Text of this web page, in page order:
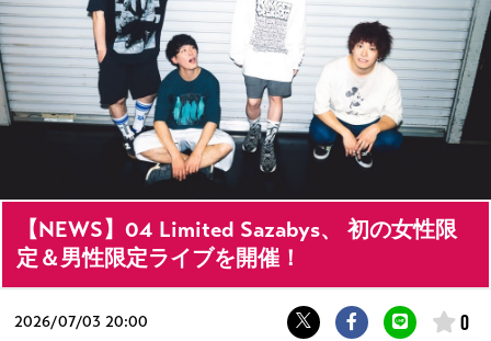
【NEWS】04 Limited Sazabys、 初の女性限
定＆男性限定ライブを開催！
2026/07/03 20:00 0